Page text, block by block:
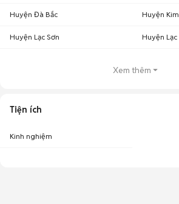
Huyện Đà Bắc Huyện
Huyện Lạc Sơn Huyện Lạc
Xem thêm
Tiện ích
Kinh nghiệm